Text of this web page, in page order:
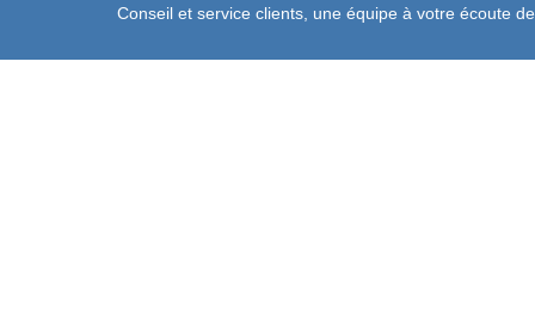
Conseil et service clients, une équipe à votre écoute